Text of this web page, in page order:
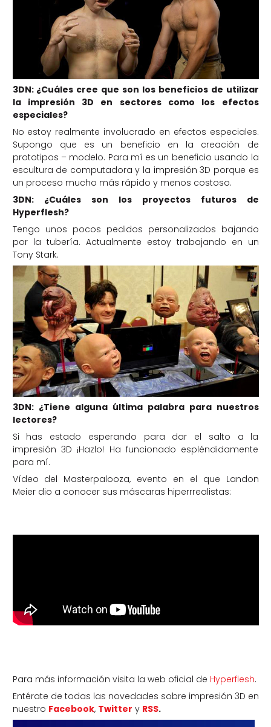
3DN: ¿Cuáles cree que son los beneficios de utilizar
la impresión 3D en sectores como los efectos
especiales?
No estoy realmente involucrado en efectos especiales.
Supongo que es un beneficio en la creación de
prototipos – modelo. Para mí es un beneficio usando la
escultura de computadora y la impresión 3D porque es
un proceso mucho más rápido y menos costoso.
3DN: ¿Cuáles son los proyectos futuros de
Hyperflesh?
Tengo unos pocos pedidos personalizados bajando
por la tubería. Actualmente estoy trabajando en un
Tony Stark.
3DN: ¿Tiene alguna última palabra para nuestros
lectores?
Si has estado esperando para dar el salto a la
impresión 3D ¡Hazlo! Ha funcionado espléndidamente
para mí.
Vídeo del Masterpalooza, evento en el que Landon
Meier dio a conocer sus máscaras hiperrrealistas:
Para más información visita la web oficial de Hyperflesh.
Entérate de todas las novedades sobre impresión 3D en
nuestro Facebook, Twitter y RSS.